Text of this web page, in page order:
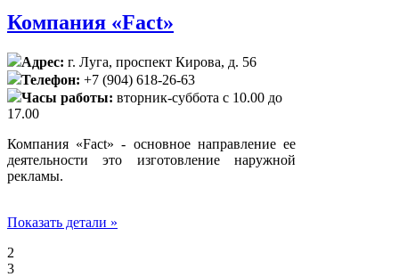
Компания «Fact»
Адрес: г. Луга, проспект Кирова, д. 56
Телефон: +7 (904) 618-26-63
Часы работы: вторник-суббота с 10.00 до
17.00
Компания «Fact» - основное направление ее
деятельности это изготовление наружной
рекламы.
Показать детали »
2
3